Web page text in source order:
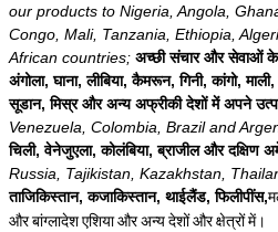
our products to Nigeria, Angola,
Congo, Mali, Tanzania, Ethiopia,
African countries; अच्छी संचार और सेवाओं के
अंगोला, घाना, लीबिया, कैमरून, गिनी, कांगो, माली,
सूडान, मिस्र और अन्य अफ्रीकी देशों में अपने
Venezuela, Colombia, Brazil and
चिली, वेनेजुएला, कोलंबिया, ब्राजील और दक्षिण
Russia, Tajikistan, Kazakhstan,
ताजिकिस्तान, कजाकिस्तान, थाईलैंड, फिलीपींस,
और बांग्लादेश एशिया और अन्य देशों और क्षेत्रों में।